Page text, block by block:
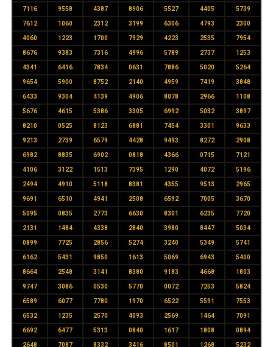
7116 9558 4387 8906 5527 4405 5739
7612 1060 2312 3199 6306 4793 2300
4060 1223 1700 7929 4223 2535 7954
8676 9383 7316 4996 5789 2737 1253
4341 6416 7834 0631 7886 5020 5264
9654 5900 8752 2140 4959 7419 3848
6433 9304 4139 4906 8078 2966 1108
5676 4615 5386 3305 6992 5032 3897
8210 0525 8123 6881 7454 3301 9633
9213 2739 6579 4428 9493 8272 2908
6982 8835 6902 0818 4366 0715 7121
4106 3122 1513 7395 1290 4072 5196
2494 4910 5118 8381 4355 9513 2965
9691 6510 4941 2508 6592 7005 3670
5095 0835 2773 6630 8301 6235 7720
2131 1484 4338 2840 3980 8447 5034
0899 7725 2856 5274 3240 5349 5741
6162 5431 9850 1613 5069 6943 5400
8664 2548 3141 8380 9183 4668 1803
9747 3086 0530 5770 0072 7253 5824
6589 6077 7780 1970 6522 5591 7553
6532 1235 2570 4093 2569 1464 7091
6692 6477 5313 0840 1617 1808 0894
2648 7087 8332 3416 8501 1268 5232